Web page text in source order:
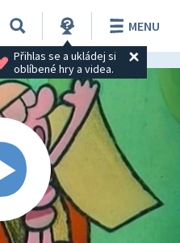
Přihlas se a ukládej si
oblíbené hry a videa.
MENU